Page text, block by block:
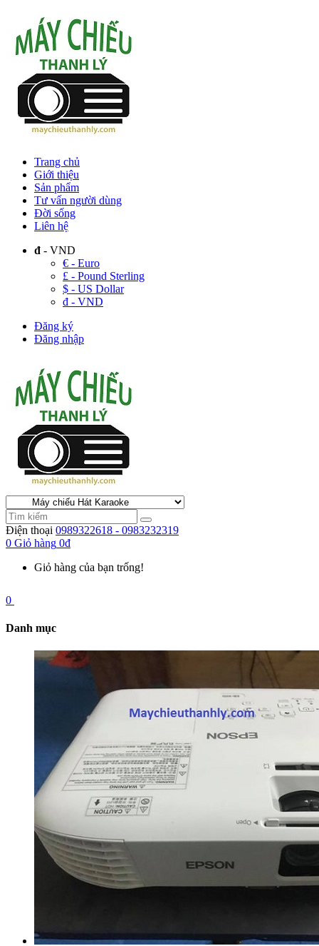
Trang chủ
Giới thiệu
Sản phẩm
Tư vấn người dùng
Đời sống
Liên hệ
đ - VND
€ - Euro
£ - Pound Sterling
$ - US Dollar
đ - VND
Đăng ký
Đăng nhập
Điện thoại 0989322618 - 0983232319
0 Giỏ hàng 0đ
Giỏ hàng của bạn trống!
0
Danh mục